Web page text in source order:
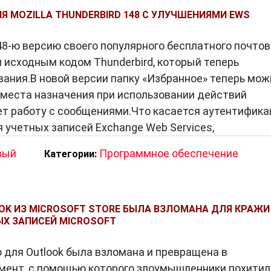
THUNDERBIRD 148 С УЛУЧШЕНИЯМИ EWS
ю версию своего популярного бесплатного
кодом Thunderbird, который теперь
новой версии папку «Избранное» теперь
назначения при использовании действий
работу с сообщениями.Что касается
записей Exchange Web Services,
Категории: Программное обеспечение
ИЗ MICROSOFT STORE БЫЛА ВЗЛОМАНА ДЛЯ КРАЖИ
ЗАПИСЕЙ MICROSOFT
Outlook была взломана и превращена в
с помощью которого злоумышленники